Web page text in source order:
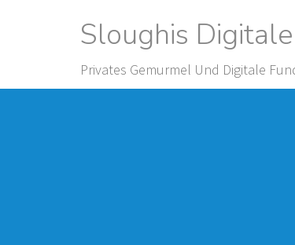
Sloughis
Privates Gemurmel Und Digitale